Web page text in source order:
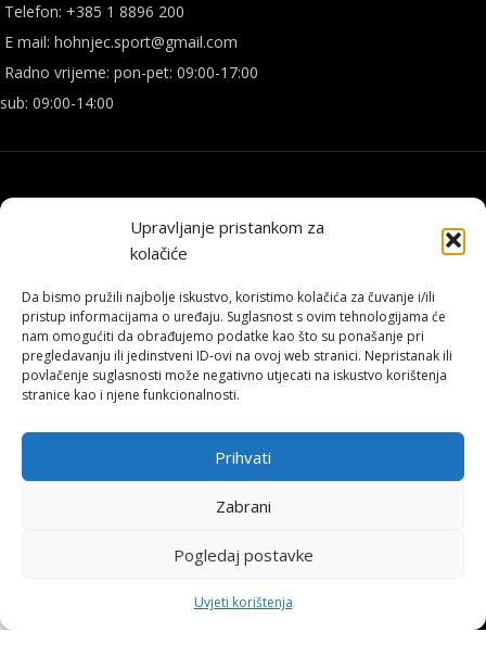
Upravljanje pristankom za
kolačiće
Da bismo pružili najbolje iskustvo, koristimo kolačića za čuvanje i/ili
pristup informacijama o uređaju. Suglasnost s ovim tehnologijama će
nam omogućiti da obrađujemo podatke kao što su ponašanje pri
pregledavanju ili jedinstveni ID-ovi na ovoj web stranici. Nepristanak ili
povlačenje suglasnosti može negativno utjecati na iskustvo korištenja
stranice kao i njene funkcionalnosti.
Prihvati
Zabrani
Pogledaj postavke
Uvjeti korištenja
Telefon: +385 1 8896 200
E mail: hohnjec.sport@gmail.com
Radno vrijeme: pon-pet: 09:00-17:00
sub: 09:00-14:00
Hohnjec Sport je jedini ovlašteni Shimano servisni centar u Hrvatskoj.
Naručite se već danas i osigurajte originalne rezervne dijelove i
vrhunsku, certificiranu uslugu.
ONLINE KUPNJA
Uvjeti poslovanja
Načini plaćanja
Platforma za online rješavanje sporova